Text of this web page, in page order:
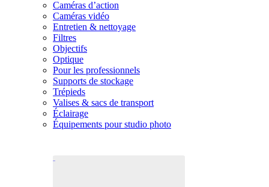
Caméras d’action
Caméras vidéo
Entretien & nettoyage
Filtres
Objectifs
Optique
Pour les professionnels
Supports de stockage
Trépieds
Valises & sacs de transport
Éclairage
Équipements pour studio photo